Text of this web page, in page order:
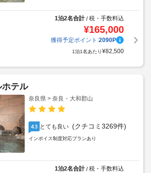
1泊2名合計/税・手数料込
¥165,000
獲得予定ポイント:2090P
1泊1名あたり¥82,500
テル
奈良県 > 奈良・大和郡山
4.3 とても良い (クチコミ3269件)
インボイス制度対応プランあり
1泊2名合計/税・手数料込